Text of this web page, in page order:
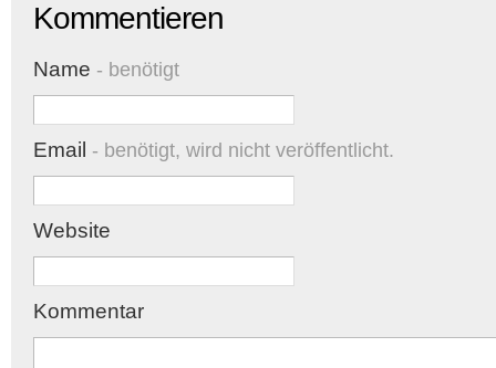
Kommentieren
Name - benötigt
Email - benötigt, wird nicht veröffentlicht.
Website
Kommentar